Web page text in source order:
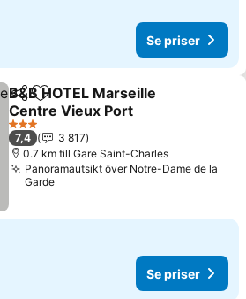
Se priser
Dela Lägg till i Mina Favoriter
B&B HOTEL Marseille
Centre Vieux Port
3 Stjärnor
7,4
3 817
0.7 km till Gare Saint-Charles
Panoramautsikt över Notre-Dame de la
Garde
Se priser